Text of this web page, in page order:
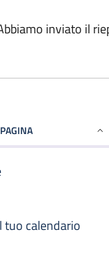
inviato il
tuo calendario